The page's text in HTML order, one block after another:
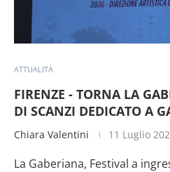
ATTUALITÀ
FIRENZE - TORNA LA
DI SCANZI DEDICATO A
Chiara Valentini 11 Luglio
La Gaberiana, Festival a